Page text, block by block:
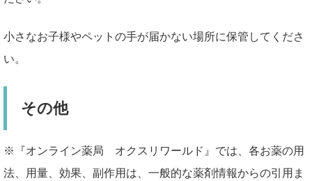
小さなお子様やペットの手が届かない場所に保管してくださ
い。
その他
※『オンライン薬局 オクスリワールド』では、各お薬の用
法、用量、効果、副作用は、一般的な薬剤情報からの引用ま